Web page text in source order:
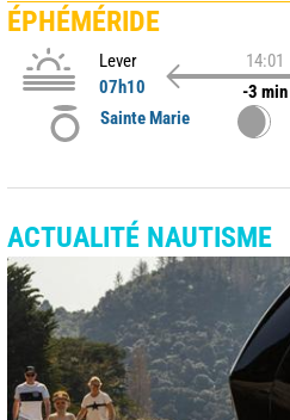
ÉPHÉMÉRIDE
Lever
07h10
14:01
-3 min
Sainte Marie
ACTUALITÉ NAUTISME